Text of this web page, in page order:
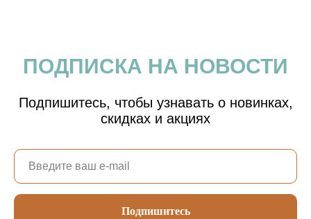
ПОДПИСКА НА НОВОСТИ
Подпишитесь, чтобы узнавать о новинках,
скидках и акциях
Подпишитесь